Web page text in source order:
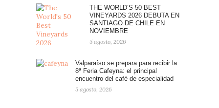
THE WORLD’S 50 BEST
VINEYARDS 2026 DEBUTA EN
SANTIAGO DE CHILE EN
NOVIEMBRE
5 agosto, 2026
Valparaíso se prepara para recibir la
8ª Feria Cafeyna: el principal
encuentro del café de especialidad
5 agosto, 2026